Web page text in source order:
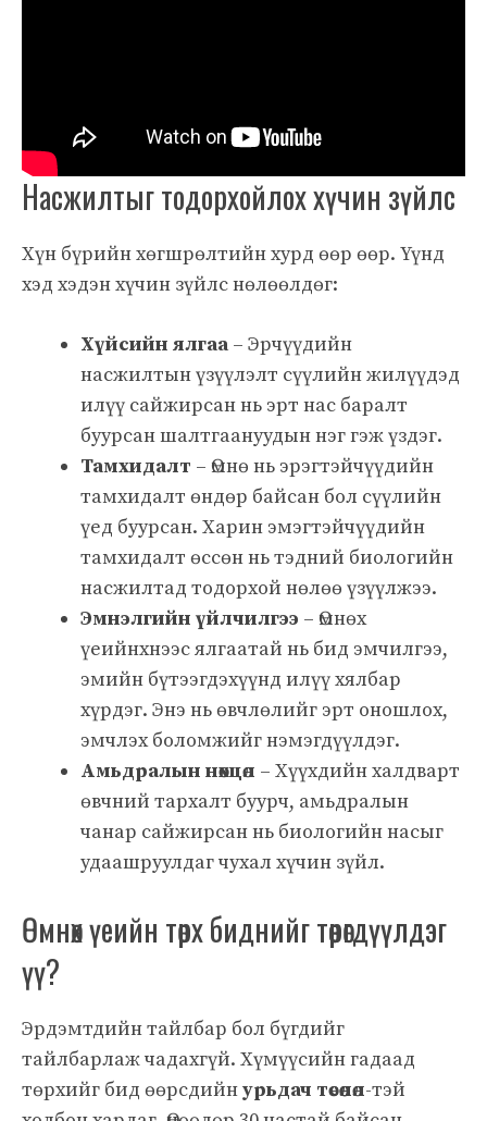
Насжилтыг тодорхойлох хүчин зүйлс
Хүн бүрийн хөгшрөлтийн хурд өөр өөр. Үүнд
хэд хэдэн хүчин зүйлс нөлөөлдөг:
Хүйсийн ялгаа – Эрчүүдийн
насжилтын үзүүлэлт сүүлийн жилүүдэд
илүү сайжирсан нь эрт нас баралт
буурсан шалтгаануудын нэг гэж үздэг.
Тамхидалт – Өмнө нь эрэгтэйчүүдийн
тамхидалт өндөр байсан бол сүүлийн
үед буурсан. Харин эмэгтэйчүүдийн
тамхидалт өссөн нь тэдний биологийн
насжилтад тодорхой нөлөө үзүүлжээ.
Эмнэлгийн үйлчилгээ – Өмнөх
үеийнхнээс ялгаатай нь бид эмчилгээ,
эмийн бүтээгдэхүүнд илүү хялбар
хүрдэг. Энэ нь өвчлөлийг эрт оношлох,
эмчлэх боломжийг нэмэгдүүлдэг.
Амьдралын нөхцөл – Хүүхдийн халдварт
өвчний тархалт буурч, амьдралын
чанар сайжирсан нь биологийн насыг
удаашруулдаг чухал хүчин зүйл.
Өмнөх үеийн төрх биднийг төөрөгдүүлдэг
үү?
Эрдэмтдийн тайлбар бол бүгдийг
тайлбарлаж чадахгүй. Хүмүүсийн гадаад
төрхийг бид өөрсдийнурьдач төсөөлөл-тэй